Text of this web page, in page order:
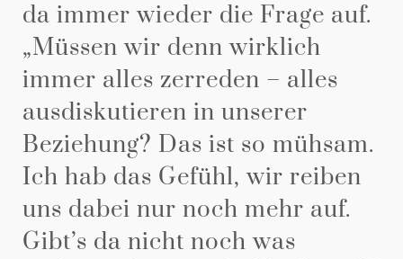
da immer wieder die Frage auf.
„Müssen wir denn wirklich
immer alles zerreden – alles
ausdiskutieren in unserer
Beziehung? Das ist so mühsam.
Ich hab das Gefühl, wir reiben
uns dabei nur noch mehr auf.
Gibt’s da nicht noch was